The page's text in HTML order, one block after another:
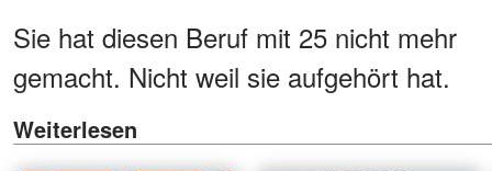
Sie hat diesen Beruf mit 25 nicht mehr
gemacht. Nicht weil sie aufgehört hat.
Weiterlesen